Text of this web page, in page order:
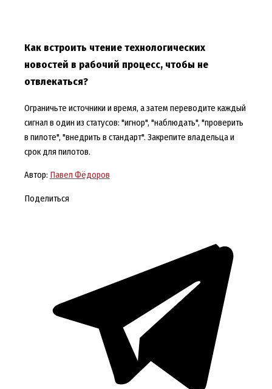
Как встроить чтение технологических
новостей в рабочий процесс, чтобы не
отвлекаться?
Ограничьте источники и время, а затем переводите каждый
сигнал в один из статусов: "игнор", "наблюдать", "проверить
в пилоте", "внедрить в стандарт". Закрепите владельца и
срок для пилотов.
Автор: Павел Фёдоров
Поделиться